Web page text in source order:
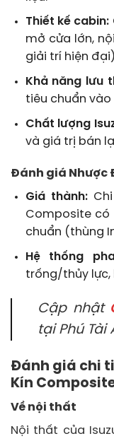
Thiết kế cabin:
mở cửa lớn,
giải trí hiện
Khả năng lưu
tiêu chuẩn
Chất lượng
và giá trị bán
Đánh giá Nhược
Giá thành:Chi
Composite có
chuẩn (thùng
Hệ thống
trống/thủy lực,
Cập nhật
tại Phú Tài
Đánh giá chi
Kín
Về nội thất
Nội thất của